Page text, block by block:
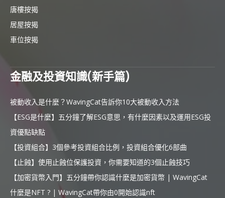
唐樓按揭
居屋按揭
車位按揭
金融及投資知識(新手篇)
被動收入是什麼？WavingCat告訴你10大被動收入方法
【ESG是什麼】五分鐘了解ESG意思，有什麼因素以及運用ESG投
資優點缺點
【投資組合】3個參考投資組合比例，投資組合優化6部曲
【止蝕】使用止蝕位保護投資，你需要知道的3個止蝕技巧
【加密貨幣入門】五分鐘帶你認識什麼是加密貨幣 | WavingCat
什麼是NFT ? | WavingCat帶你由0開始認識nft